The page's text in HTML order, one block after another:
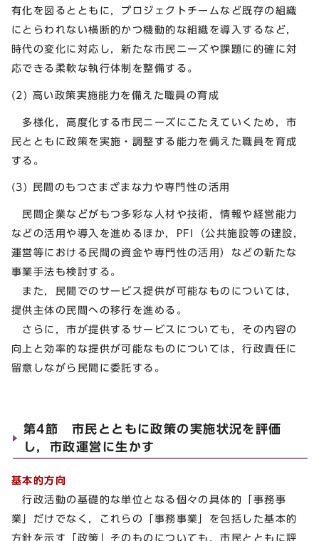
有化を図るとともに，プロジェクトチームなど既存の組織
にとらわれない横断的かつ機動的な組織を導入するなど，
時代の変化に対応し，新たな市民ニーズや課題に的確に対
応できる柔軟な執行体制を整備する。
(2) 高い政策実施能力を備えた職員の育成
多様化，高度化する市民ニーズにこたえていくため，市
民とともに政策を実施・調整する能力を備えた職員を育成
する。
(3) 民間のもつさまざまな力や専門性の活用
民間企業などがもつ多彩な人材や技術，情報や経営能力
などの活用や導入を進めるほか，PFI（公共施設等の建設，
運営等における民間の資金や専門性の活用）などの新たな
事業手法も検討する。
また，民間でのサービス提供が可能なものについては，
提供主体の民間への移行を進める。
さらに，市が提供するサービスについても，その内容の
向上と効率的な提供が可能なものについては，行政責任に
留意しながら民間に委託する。
第4節 市民とともに政策の実施状況を評価
し，市政運営に生かす
基本的方向
行政活動の基礎的な単位となる個々の具体的「事務事
業」だけでなく，これらの「事務事業」を包括した基本的
方針を示す「政策」そのものについても，市民とともに評